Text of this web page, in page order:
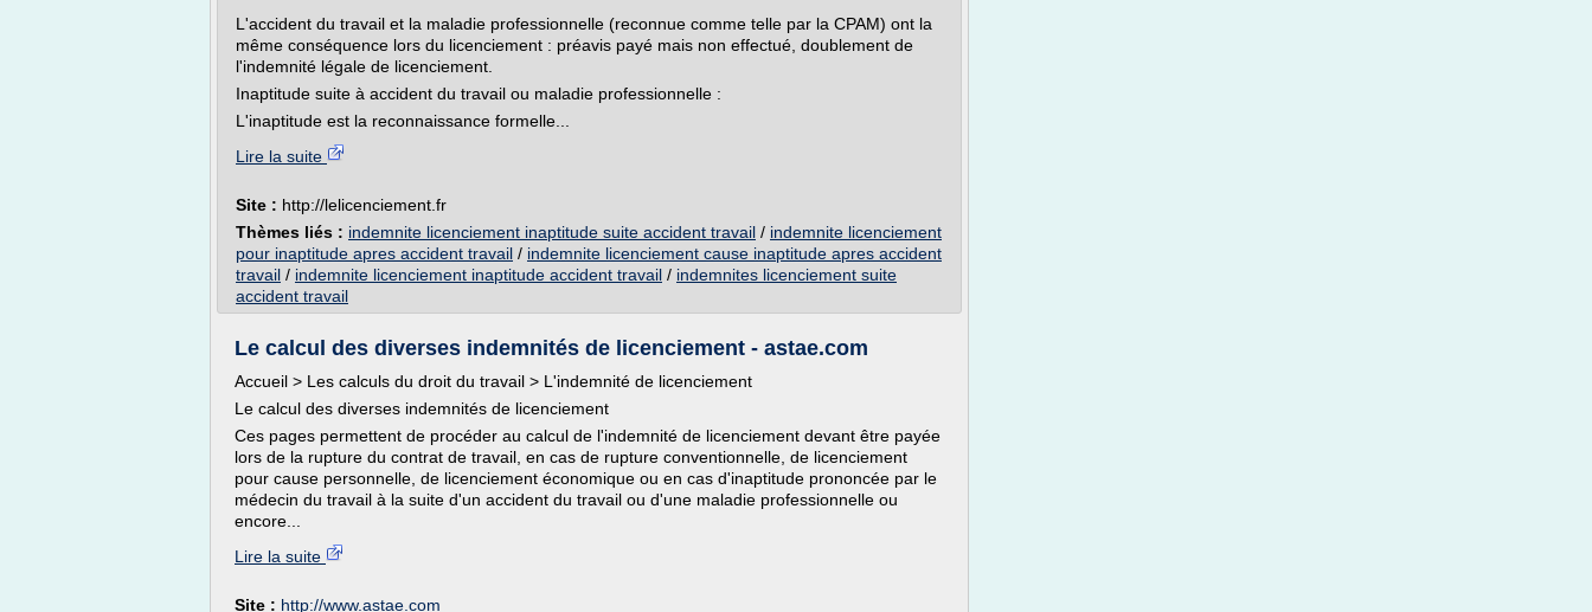
L'accident du travail et la maladie professionnelle (reconnue comme telle par la CPAM) ont la
même conséquence lors du licenciement : préavis payé mais non effectué, doublement de
l'indemnité légale de licenciement.
Inaptitude suite à accident du travail ou maladie professionnelle :
L'inaptitude est la reconnaissance formelle...
Lire la suite
Site : http://lelicenciement.fr
Thèmes liés : indemnite licenciement inaptitude suite accident travail / indemnite licenciement
pour inaptitude apres accident travail / indemnite licenciement cause inaptitude apres accident
travail / indemnite licenciement inaptitude accident travail / indemnites licenciement suite
accident travail
Le calcul des diverses indemnités de licenciement - astae.com
Accueil > Les calculs du droit du travail > L'indemnité de licenciement
Le calcul des diverses indemnités de licenciement
Ces pages permettent de procéder au calcul de l'indemnité de licenciement devant être payée
lors de la rupture du contrat de travail, en cas de rupture conventionnelle, de licenciement
pour cause personnelle, de licenciement économique ou en cas d'inaptitude prononcée par le
médecin du travail à la suite d'un accident du travail ou d'une maladie professionnelle ou
encore...
Lire la suite
Site : http://www.astae.com